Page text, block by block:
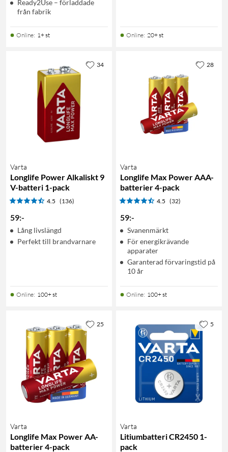
Ready2Use – förladdade
från fabrik
Online: 1+ st Online: 20+ st
Varta
Longlife Power Alkaliskt 9
V-batteri 1-pack
4.5 (136)
59:-
Lång livslängd
Perfekt till brandvarnare
Online: 100+ st
34
Varta
Longlife Max Power AAA-
batterier 4-pack
4.5 (32)
59:-
Svanenmärkt
För energikrävande
apparater
Garanterad förvaringstid på
10 år
Online: 100+ st
28
Varta
Longlife Max Power AA-
batterier 4-pack
25
Varta
Litiumbatteri CR2450 1-
pack
5